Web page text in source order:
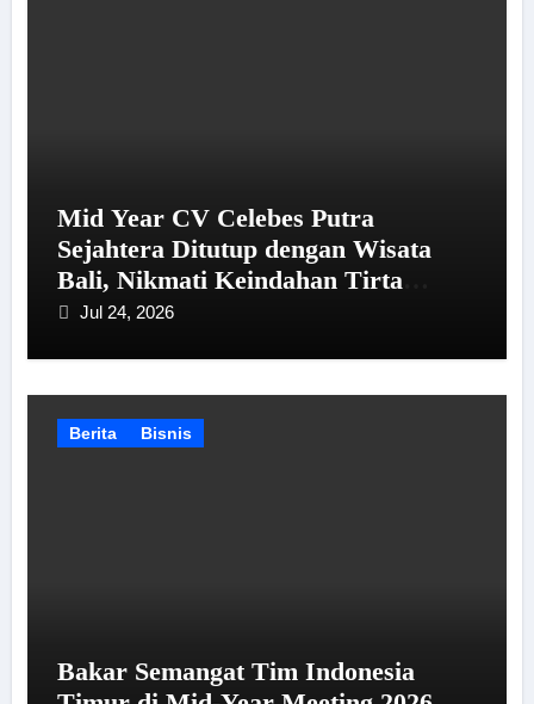
Mid Year CV Celebes Putra
Sejahtera Ditutup dengan Wisata
Bali, Nikmati Keindahan Tirta
Empul hingga Tanah Lot
Jul 24, 2026
Berita Bisnis
Bakar Semangat Tim Indonesia